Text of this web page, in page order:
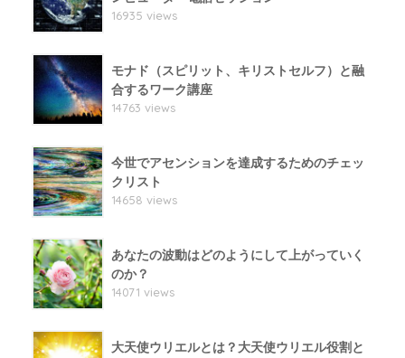
16935 views
モナド（スピリット、キリストセルフ）と融
合するワーク講座
14763 views
今世でアセンションを達成するためのチェッ
クリスト
14658 views
あなたの波動はどのようにして上がっていく
のか？
14071 views
大天使ウリエルとは？大天使ウリエル役割と